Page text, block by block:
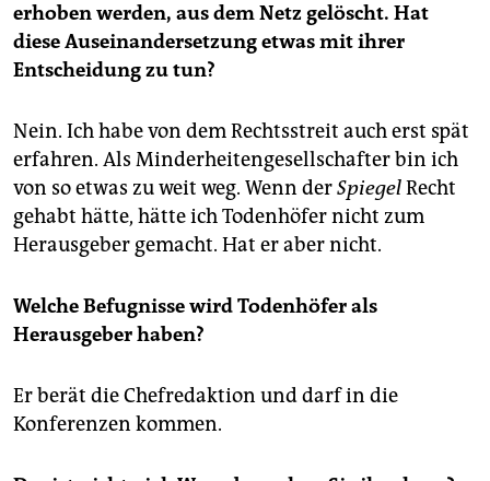
erhoben werden, aus dem Netz gelöscht. Hat
diese Auseinandersetzung etwas mit ihrer
Entscheidung zu tun?
Nein. Ich habe von dem Rechtsstreit auch erst spät
erfahren. Als Minderheitengesellschafter bin ich
von so etwas zu weit weg. Wenn derSpiegelRecht
gehabt hätte, hätte ich Todenhöfer nicht zum
Herausgeber gemacht. Hat er aber nicht.
Welche Befugnisse wird Todenhöfer als
Herausgeber haben?
Er berät die Chefredaktion und darf in die
Konferenzen kommen.